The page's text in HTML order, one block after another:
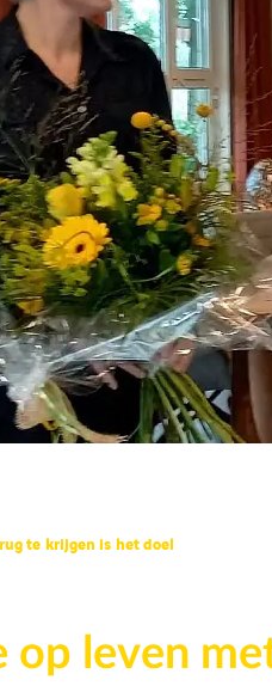
te krijgen is het doel
op leven